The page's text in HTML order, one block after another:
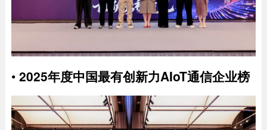
• 2025年度中国最有创新力AIoT通信企业榜